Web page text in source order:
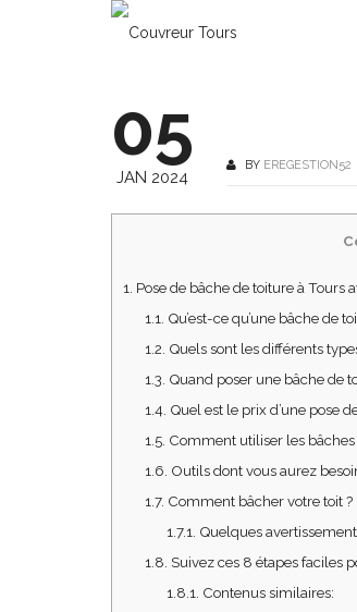
05
JAN 2024
BY EREGESTION52
1. Pose de bâche de toiture à Tours
1.1. Qu’est-ce qu’une bâche de
1.2. Quels sont les différents
1.3. Quand poser une bâche de
1.4. Quel est le prix d’une pose
1.5. Comment utiliser les
1.6. Outils dont vous aurez
1.7. Comment bâcher votre toit ?
1.7.1. Quelques
1.8. Suivez ces 8 étapes faciles
1.8.1. Contenus similaires: